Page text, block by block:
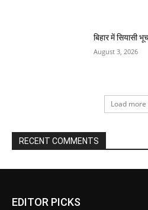
बिहार में सियासी
August 3, 2026
Load more
RECENT COMMENTS
EDITOR PICKS